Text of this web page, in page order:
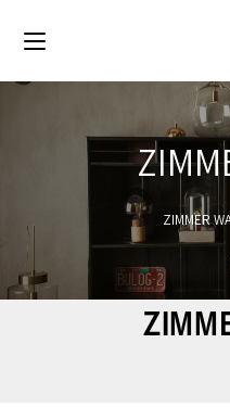
ZIMMER